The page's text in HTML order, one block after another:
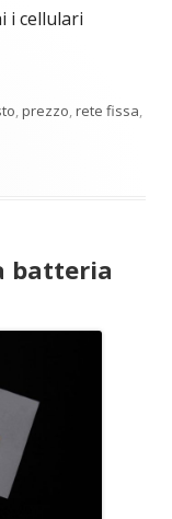
i cellulari
,prezzo,rete fissa,
batteria